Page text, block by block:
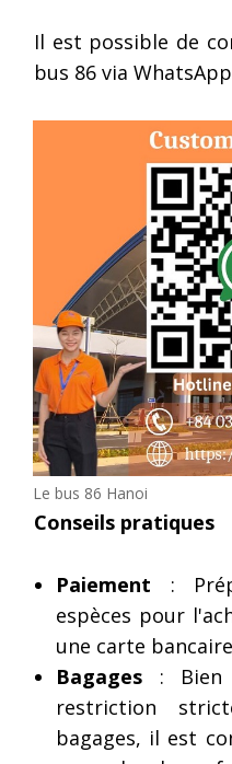
Il est possible de
bus 86 via
Le bus 86 Hanoi
Conseils pratiques
Paiement :
espèces pour
une carte
Bagages :
restriction
bagages, il est